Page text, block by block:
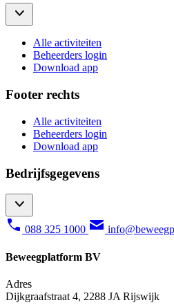
Alle activiteiten
Beheerders login
Download app
Footer rechts
Alle activiteiten
Beheerders login
Download app
Bedrijfsgegevens
088 325 1000
Beweegplatform BV
Adres
Dijkgraafstraat 4, 2288 JA Rijswijk